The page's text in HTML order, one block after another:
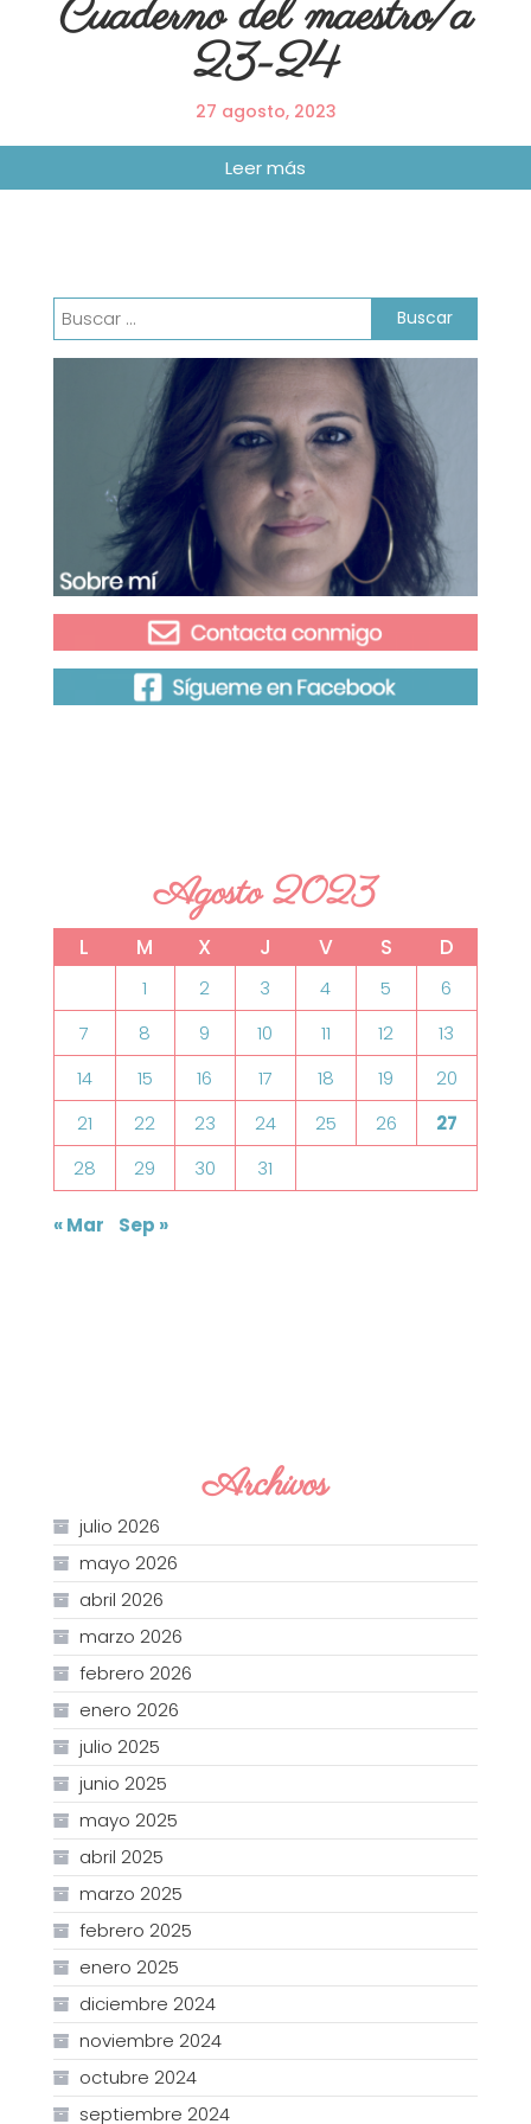
Cuaderno del maestro/a
23-24
27 agosto, 2023
Buscar:
Agosto 2023
L M X J V S D
1 2 3 4 5
6
7
8 9 10 11 12
13
14
15 16 17 18 19
20
21
22 23 24 25 26
27
28
29 30 31
« Mar Sep »
Archivos
julio 2026
mayo 2026
abril 2026
marzo 2026
febrero 2026
enero 2026
julio 2025
junio 2025
mayo 2025
abril 2025
marzo 2025
febrero 2025
enero 2025
diciembre 2024
noviembre 2024
octubre 2024
septiembre 2024